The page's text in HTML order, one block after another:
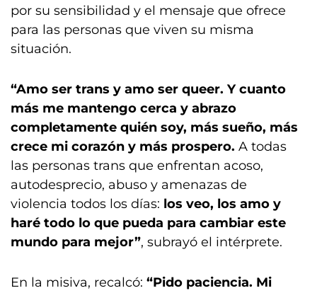
por su sensibilidad y el mensaje que ofrece
para las personas que viven su misma
situación.
“Amo ser trans y amo ser queer. Y cuanto
más me mantengo cerca y abrazo
completamente quién soy, más sueño, más
crece mi corazón y más prospero. A todas
las personas trans que enfrentan acoso,
autodesprecio, abuso y amenazas de
violencia todos los días: los veo, los amo y
haré todo lo que pueda para cambiar este
mundo para mejor”, subrayó el intérprete.
En la misiva, recalcó: “Pido paciencia. Mi